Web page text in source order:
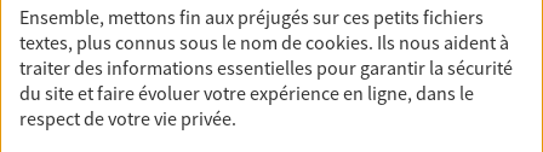
OBTENIR UN TARIF EN LIGNE
Garantie Accidents de la Vie
Ensemble, mettons fin aux préjugés sur ces petits fichiers
textes, plus connus sous le nom decookies. Ils nous aident à
traiter des informations essentielles pour garantir la sécurité
du site et faire évoluer votre expérience en ligne, dans le
respect de votre vie privée.